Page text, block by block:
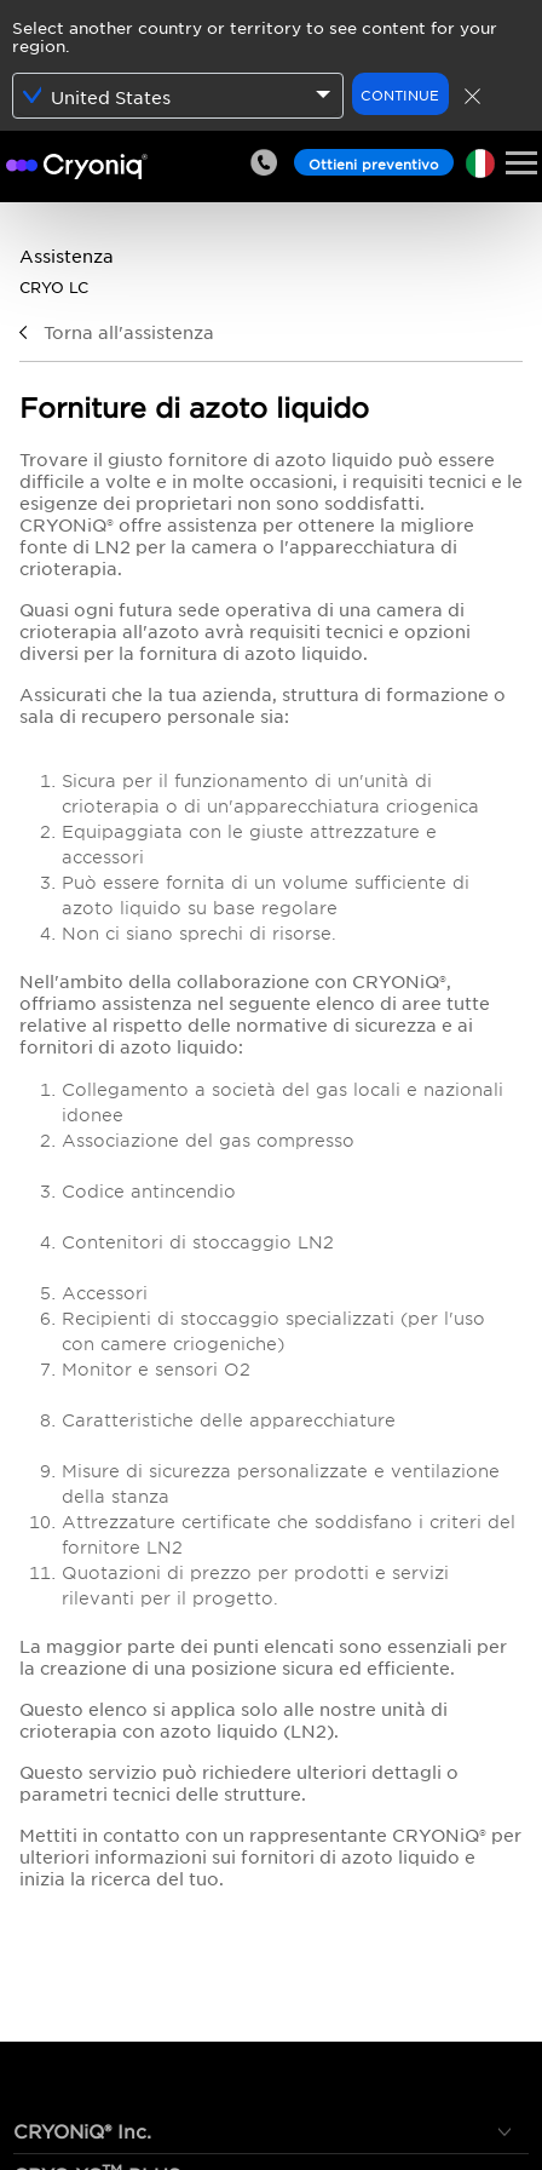
Select another country or territory to see content for your
region.
United States CONTINUE
Ottieni preventivo
Assistenza
CRYO LC
Torna all'assistenza
Forniture di azoto liquido
Trovare il giusto fornitore di azoto liquido può essere
difficile a volte e in molte occasioni, i requisiti tecnici e le
esigenze dei proprietari non sono soddisfatti.
CRYONiQ® offre assistenza per ottenere la migliore
fonte di LN2 per la camera o l'apparecchiatura di
crioterapia.
Quasi ogni futura sede operativa di una camera di
crioterapia all'azoto avrà requisiti tecnici e opzioni
diversi per la fornitura di azoto liquido.
Assicurati che la tua azienda, struttura di formazione o
sala di recupero personale sia:
Sicura per il funzionamento di un'unità di
crioterapia o di un'apparecchiatura criogenica
Equipaggiata con le giuste attrezzature e
accessori
Può essere fornita di un volume sufficiente di
azoto liquido su base regolare
Non ci siano sprechi di risorse.
Nell'ambito della collaborazione con CRYONiQ®,
offriamo assistenza nel seguente elenco di aree tutte
relative al rispetto delle normative di sicurezza e ai
fornitori di azoto liquido:
Collegamento a società del gas locali e nazionali
idonee
Associazione del gas compresso
Codice antincendio
Contenitori di stoccaggio LN2
Accessori
Recipienti di stoccaggio specializzati (per l'uso
con camere criogeniche)
Monitor e sensori O2
Caratteristiche delle apparecchiature
Misure di sicurezza personalizzate e ventilazione
della stanza
Attrezzature certificate che soddisfano i criteri del
fornitore LN2
Quotazioni di prezzo per prodotti e servizi
rilevanti per il progetto.
La maggior parte dei punti elencati sono essenziali per
la creazione di una posizione sicura ed efficiente.
Questo elenco si applica solo alle nostre unità di
crioterapia con azoto liquido (LN2).
Questo servizio può richiedere ulteriori dettagli o
parametri tecnici delle strutture.
Mettiti in contatto con un rappresentante CRYONiQ® per
ulteriori informazioni sui fornitori di azoto liquido e
inizia la ricerca del tuo.
CRYONiQ® Inc.